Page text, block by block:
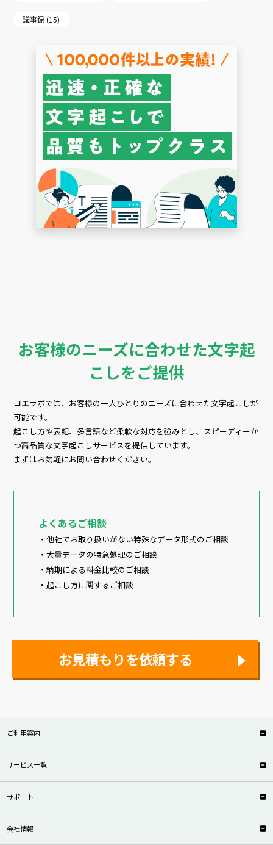
議事録 (15)
お客様のニーズに合わせた文字起
こしをご提供
コエラボでは、お客様の一人ひとりのニーズに合わせた文字起こしが
可能です。
起こし方や表記、多言語など柔軟な対応を強みとし、スピーディーか
つ高品質な文字起こしサービスを提供しています。
まずはお気軽にお問い合わせください。
よくあるご相談
・他社でお取り扱いがない特殊なデータ形式のご相談
・大量データの特急処理のご相談
・納期による料金比較のご相談
・起こし方に関するご相談
お見積もりを依頼する
ご利用案内
サービス一覧
サポート
会社情報